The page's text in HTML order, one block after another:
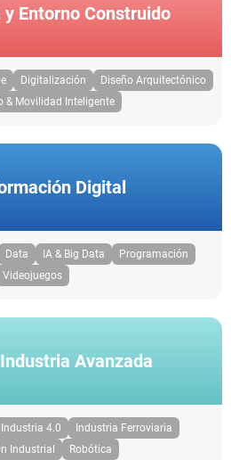
Entorno Construido
Digitalización
Diseño Arquitectónico
& Movilidad Inteligente
Digital
Data IA & Big Data
Programación
Videojuegos
Avanzada
Industria 4.0
Industria Ferroviaria
Industrial
Robótica